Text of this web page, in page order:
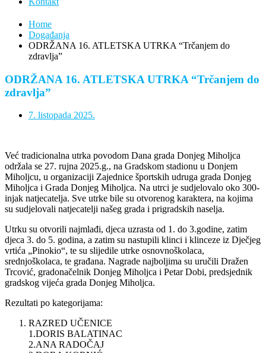
Home
Događanja
ODRŽANA 16. ATLETSKA UTRKA “Trčanjem do
zdravlja”
ODRŽANA 16. ATLETSKA UTRKA “Trčanjem do
zdravlja”
7. listopada 2025.
Već tradicionalna utrka povodom Dana grada Donjeg Miholjca
održala se 27. rujna 2025.g., na Gradskom stadionu u Donjem
Miholjcu, u organizaciji Zajednice športskih udruga grada Donjeg
Miholjca i Grada Donjeg Miholjca. Na utrci je sudjelovalo oko 300-
injak natjecatelja. Sve utrke bile su otvorenog karaktera, na kojima
su sudjelovali natjecatelji našeg grada i prigradskih naselja.
Utrku su otvorili najmlađi, djeca uzrasta od 1. do 3.godine, zatim
djeca 3. do 5. godina, a zatim su nastupili klinci i klinceze iz Dječjeg
vrtića „Pinokio“, te su slijedile utrke osnovnoškolaca,
srednjoškolaca, te građana. Nagrade najboljima su uručili Dražen
Trcović, gradonačelnik Donjeg Miholjca i Petar Dobi, predsjednik
gradskog vijeća grada Donjeg Miholjca.
Rezultati po kategorijama:
RAZRED UČENICE
1.DORIS BALATINAC
2.ANA RADOČAJ